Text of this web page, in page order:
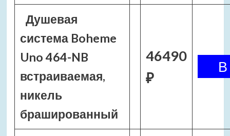
Душевая
система Boheme
Uno 464-NB
встраиваемая,
никель
брашированный
46490
₽